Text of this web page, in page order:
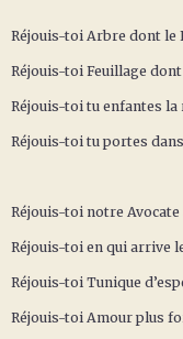
Réjouis-toi Arbre dont
Réjouis-toi Feuillage
Réjouis-toi tu enfantes la
Réjouis-toi tu portes
Réjouis-toi notre Avocate
Réjouis-toi en qui arrive
Réjouis-toi Tunique
Réjouis-toi Amour plus